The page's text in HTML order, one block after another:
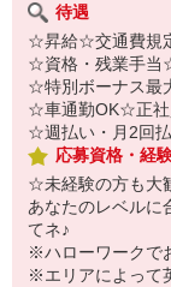
待遇
☆昇給☆交通費規
☆資格・残業手当
☆特別ボーナス最
☆車通勤OK☆正社
☆週払い・月2回
応募資格・経
☆未経験の方も
あなたのレベルに
てネ♪
※ハローワークで
※エリアによって